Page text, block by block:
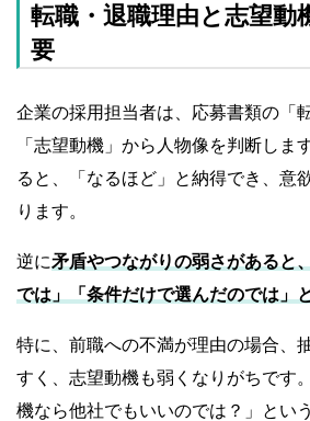
転職・退職理由と志望動
要
企業の採用担当者は、応募書類の「
「志望動機」から人物像を判断しま
ると、「なるほど」と納得でき、意
ります。
逆に矛盾やつながりの弱さがあると
では」「条件だけで選んだのでは」
特に、前職への不満が理由の場合、
すく、志望動機も弱くなりがちです
機なら他社でもいいのでは？」とい